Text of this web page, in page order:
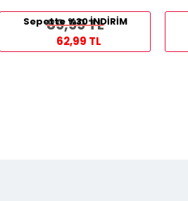
89,99 TL
Sepette %30 İNDİRİM
62,99 TL